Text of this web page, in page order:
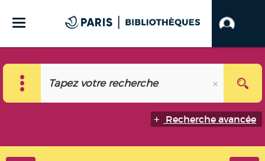
Recherche avancée